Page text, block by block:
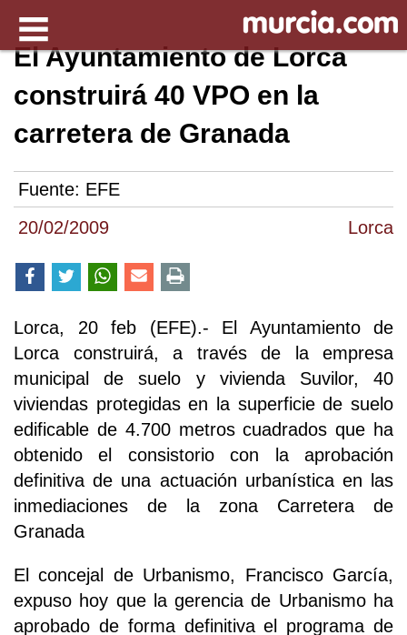
20/02/2009 Lorca
El Ayuntamiento de Lorca
construirá 40 VPO en la
carretera de Granada
Fuente: EFE
Lorca, 20 feb (EFE).- El Ayuntamiento de
Lorca construirá, a través de la empresa
municipal de suelo y vivienda Suvilor, 40
viviendas protegidas en la superficie de suelo
edificable de 4.700 metros cuadrados que ha
obtenido el consistorio con la aprobación
definitiva de una actuación urbanística en las
inmediaciones de la zona Carretera de
Granada
El concejal de Urbanismo, Francisco García,
expuso hoy que la gerencia de Urbanismo ha
aprobado de forma definitiva el programa de